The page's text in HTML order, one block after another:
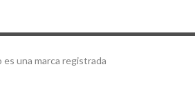
una marca registrada